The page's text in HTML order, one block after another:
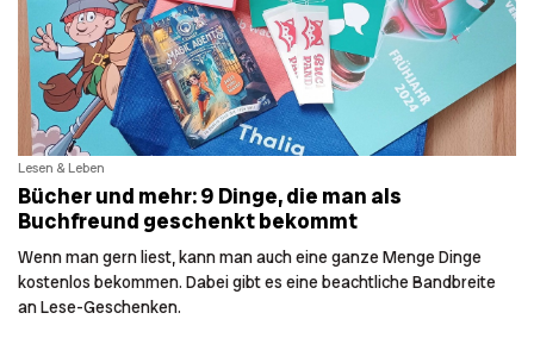
Lesen & Leben
Bücher und mehr: 9 Dinge, die man als
Buchfreund geschenkt bekommt
Wenn man gern liest, kann man auch eine ganze Menge Dinge
kostenlos bekommen. Dabei gibt es eine beachtliche Bandbreite
an Lese-Geschenken.